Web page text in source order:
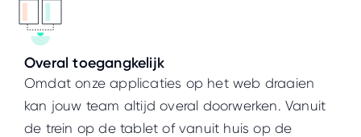
Overal toegangkelijk
Omdat onze applicaties op het web draaien
kan jouw team altijd overal doorwerken. Vanuit
de trein op de tablet of vanuit huis op de